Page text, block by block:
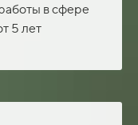
в сфере
5 лет